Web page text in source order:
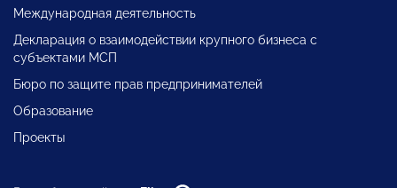
Международная деятельность
Декларация о взаимодействии крупного бизнеса с
субъектами МСП
Бюро по защите прав предпринимателей
Образование
Проекты